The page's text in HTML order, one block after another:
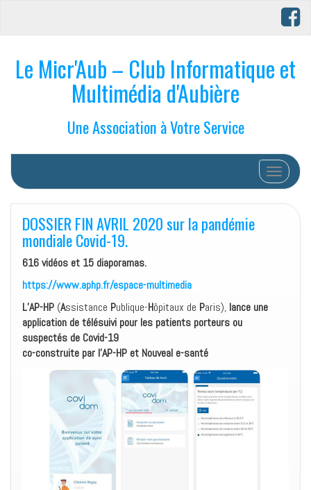
Le Micr'Aub – Club Informatique et
Multimédia d'Aubière
Une Association à Votre Service
Afficher/
DOSSIER FIN AVRIL 2020 sur la pandémie
mondiale Covid-19.
616 vidéos et 15 diaporamas.
https://www.aphp.fr/espace-multimedia
L’AP-HP (Assistance Publique-Hôpitaux de Paris), lance une
application de télésuivi pour les patients porteurs ou
suspectés de Covid-19
co-construite par l’AP-HP et Nouveal e-santé